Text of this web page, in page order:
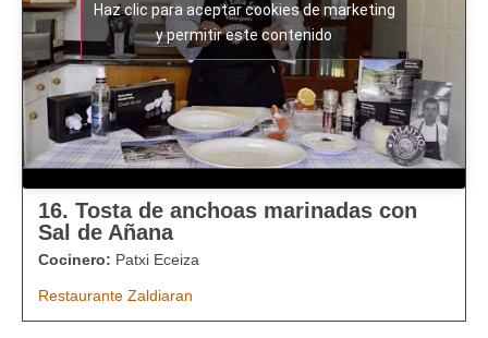
Haz clic para aceptar cookies de marketing
y permitir este contenido
16. Tosta de anchoas marinadas con
Sal de Añana
Cocinero: Patxi Eceiza
Restaurante Zaldiaran